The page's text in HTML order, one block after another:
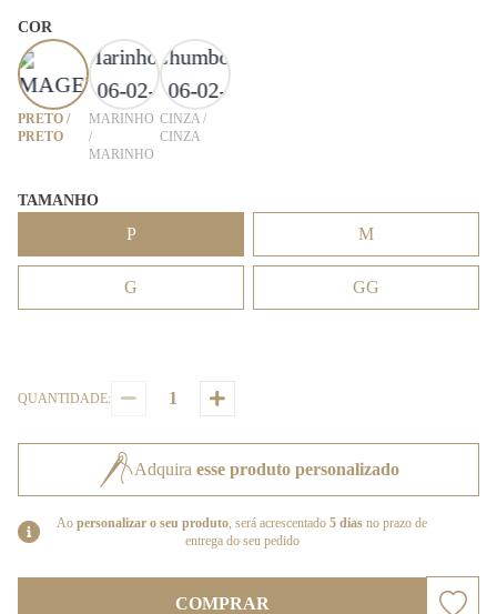
COR
PRETO /
PRETO
MARINHO
/
MARINHO
CINZA /
CINZA
TAMANHO
P M
G GG
QUANTIDADE:
Adquira esse produto personalizado
Ao personalizar o seu produto, será acrescentado 5 dias no prazo de
entrega do seu pedido
COMPRAR